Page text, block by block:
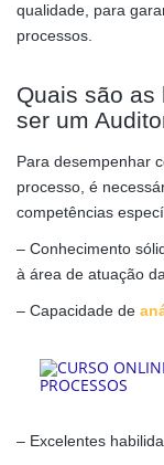
qualidade, para
processos.
Quais são as
ser um
Para desempenhar
processo, é
competências
– Conhecimento
à área de atuação
– Capacidade de
– Excelentes